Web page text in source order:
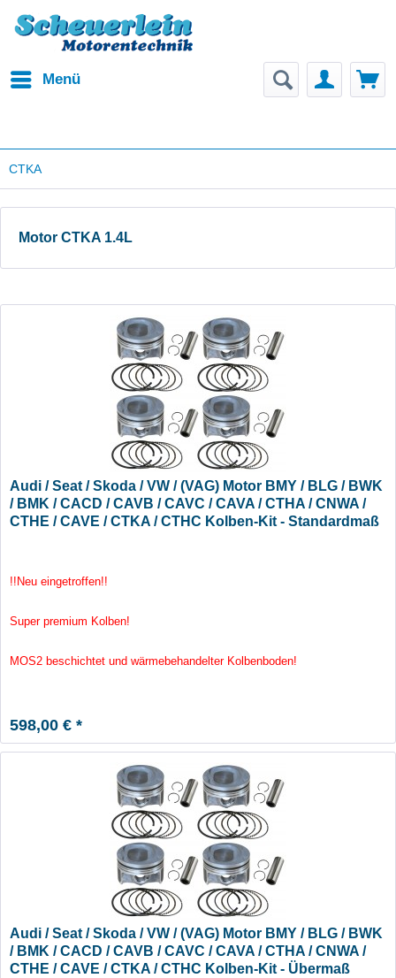
Menü
CTKA
Motor CTKA 1.4L
Audi / Seat / Skoda / VW / (VAG) Motor BMY / BLG / BWK
/ BMK / CACD / CAVB / CAVC / CAVA / CTHA / CNWA /
CTHE / CAVE / CTKA / CTHC Kolben-Kit - Standardmaß
!!Neu eingetroffen!!
Super premium Kolben!
MOS2 beschichtet und wärmebehandelter Kolbenboden!
598,00 € *
Audi / Seat / Skoda / VW / (VAG) Motor BMY / BLG / BWK
/ BMK / CACD / CAVB / CAVC / CAVA / CTHA / CNWA /
CTHE / CAVE / CTKA / CTHC Kolben-Kit - Übermaß